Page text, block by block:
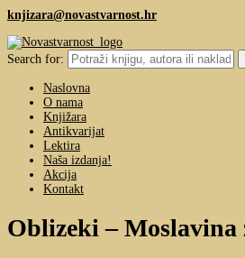
knjizara@novastvarnost.hr
Search for:
Naslovna
O nama
Knjižara
Antikvarijat
Lektira
Naša izdanja!
Akcija
Kontakt
Oblizeki – Moslavina